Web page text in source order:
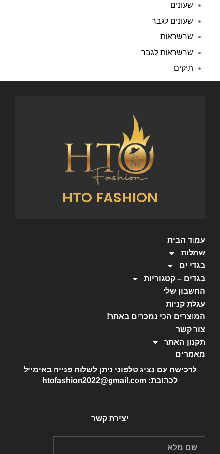
שעונים
שעונים לגבר
שרשראות
שרשראות לגבר
תיקים
HTO FASHION
עמוד הבית
שמלות
בגדי ים
בגדים – קטגוריות
החשבון שלי
עגלת קניות
המוצרים הכי נמכרים באתר!
צור קשר
תקנון האתר
מאמרים
לרכישה עם נציג טלפוני ניתן לשלוח פנייה באימייל
לכתובת: htofashion2022@gmail.com
יצירת קשר